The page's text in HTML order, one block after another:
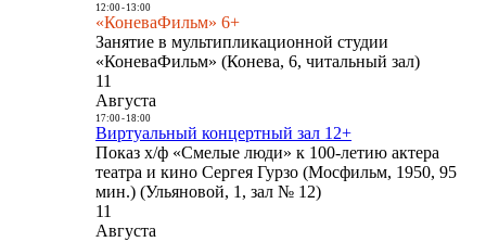
12:00- 13:00
«КоневаФильм» 6+
Занятие в мультипликационной студии
«КоневаФильм» (Конева, 6, читальный зал)
11
Августа
17:00- 18:00
Виртуальный концертный зал 12+
Показ х/ф «Смелые люди» к 100-летию актера
театра и кино Сергея Гурзо (Мосфильм, 1950, 95
мин.) (Ульяновой, 1, зал № 12)
11
Августа